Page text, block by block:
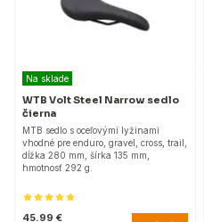
Na sklade
WTB Volt Steel Narrow sedlo
čierna
MTB sedlo s oceľovými lyžinami
vhodné pre enduro, gravel, cross, trail,
dĺžka 280 mm, šírka 135 mm,
hmotnosť 292 g.
45.99 €